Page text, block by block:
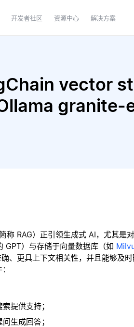
开发者社区 资源中心 解决方案
vector
granite-
RAG）正引领生成式 AI，尤其是
GPT）与存储于向量数据库（如
、更具上下文相关性，并且能够及
提供支持；
生成回答；